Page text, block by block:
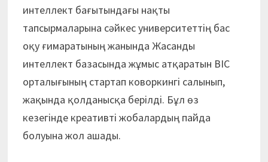
интеллект бағытындағы нақты
тапсырмаларына сәйкес университеттің бас
оқу ғимаратының жанында Жасанды
интеллект базасында жұмыс атқаратын BIC
орталығының стартап коворкингі салынып,
жақында қолданысқа берілді. Бұл өз
кезегінде креативті жобалардың пайда
болуына жол ашады.